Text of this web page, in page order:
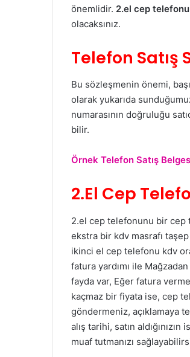
önemlidir. 2.el cep telefonu
olacaksınız.
Telefon Satış
Bu sözleşmenin önemi,
olarak yukarıda
numarasının doğruluğu
bilir.
Örnek Telefon Satış
2.El Cep
2.el cep telefonunu bir cep
ekstra bir kdv masrafı
ikinci el cep telefonu kdv
fatura yardımı ile
fayda var, Eğer fatura
kaçmaz bir fiyata ise, cep
göndermeniz, açıklamaya
alış tarihi, satın
muaf tutmanızı